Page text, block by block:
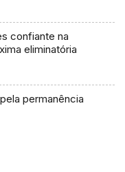
confiante na
eliminatória
permanência